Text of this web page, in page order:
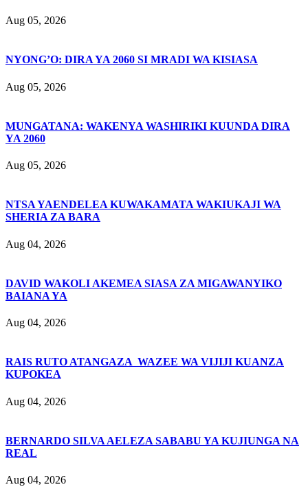
Aug 05, 2026
NYONG’O: DIRA YA 2060 SI MRADI WA KISIASA
Aug 05, 2026
MUNGATANA: WAKENYA WASHIRIKI KUUNDA DIRA
YA 2060
Aug 05, 2026
NTSA YAENDELEA KUWAKAMATA WAKIUKAJI WA
SHERIA ZA BARA
Aug 04, 2026
DAVID WAKOLI AKEMEA SIASA ZA MIGAWANYIKO
BAIANA YA
Aug 04, 2026
RAIS RUTO ATANGAZA WAZEE WA VIJIJI KUANZA
KUPOKEA
Aug 04, 2026
BERNARDO SILVA AELEZA SABABU YA KUJIUNGA NA
REAL
Aug 04, 2026